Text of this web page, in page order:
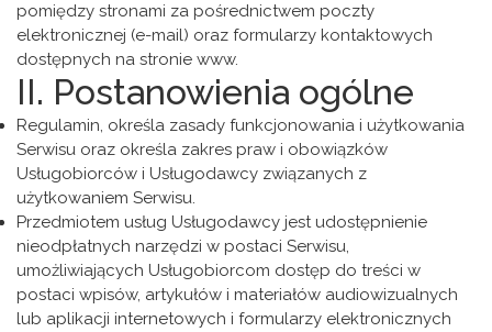
pomiędzy stronami za pośrednictwem poczty
elektronicznej (e-mail) oraz formularzy kontaktowych
dostępnych na stronie www.
II. Postanowienia ogólne
Regulamin, określa zasady funkcjonowania i użytkowania
Serwisu oraz określa zakres praw i obowiązków
Usługobiorców i Usługodawcy związanych z
użytkowaniem Serwisu.
Przedmiotem usług Usługodawcy jest udostępnienie
nieodpłatnych narzędzi w postaci Serwisu,
umożliwiających Usługobiorcom dostęp do treści w
postaci wpisów, artykułów i materiałów audiowizualnych
lub aplikacji internetowych i formularzy elektronicznych